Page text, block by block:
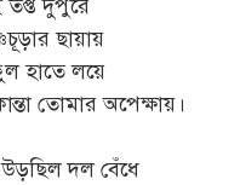
তপ্ত দুপুরে
ছায়ায়
হাতে লয়ে
তোমার অপেক্ষায়।
উড়ছিল দল বেঁধে